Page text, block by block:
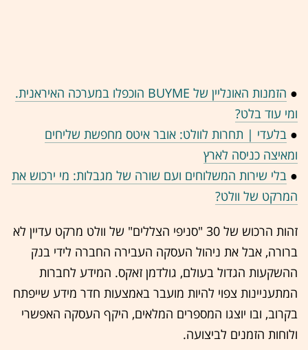
●
הזמנות האונליין של BUYME הוכפלו במערכה האיראנית.
ומי עוד בלט?
● בלעדי | תחרות לוולט: אובר איטס מחפשת שליחים
ומאיצה כניסה לארץ
● בלי שירות המשלוחים ועם שורה של מגבלות: מי ירכוש את
המרקט של וולט?
זהות הרכוש של 30 "סניפי הצללים" של וולט מרקט עדיין לא
ברורה, אבל את ניהול העסקה העבירה החברה לידי בנק
ההשקעות הגדול בעולם, גולדמן זאקס. המידע לחברות
המתעניינות צפוי להיות מועבר באמצעות חדר מידע שייפתח
בקרוב, ובו יוצגו המספרים המלאים, היקף העסקה האפשרי
ולוחות הזמנים לביצועה.